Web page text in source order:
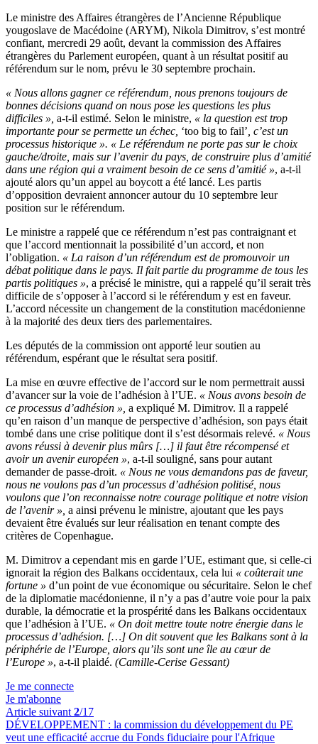
Le ministre des Affaires étrangères de l’Ancienne République
yougoslave de Macédoine (ARYM), Nikola Dimitrov, s’est montré
confiant, mercredi 29 août, devant la commission des Affaires
étrangères du Parlement européen, quant à un résultat positif au
référendum sur le nom, prévu le 30 septembre prochain.
« Nous allons gagner ce référendum, nous prenons toujours de
bonnes décisions quand on nous pose les questions les plus
difficiles », a-t-il estimé. Selon le ministre, « la question est trop
importante pour se permette un échec, ‘too big to fail’ , c’est un
processus historique ». « Le référendum ne porte pas sur le choix
gauche/droite, mais sur l’avenir du pays, de construire plus d’amitié
dans une région qui a vraiment besoin de ce sens d’amitié », a-t-il
ajouté alors qu’un appel au boycott a été lancé. Les partis
d’opposition devraient annoncer autour du 10 septembre leur
position sur le référendum.
Le ministre a rappelé que ce référendum n’est pas contraignant et
que l’accord mentionnait la possibilité d’un accord, et non
l’obligation. « La raison d’un référendum est de promouvoir un
débat politique dans le pays. Il fait partie du programme de tous les
partis politiques », a précisé le ministre, qui a rappelé qu’il serait très
difficile de s’opposer à l’accord si le référendum y est en faveur.
L’accord nécessite un changement de la constitution macédonienne
à la majorité des deux tiers des parlementaires.
Les députés de la commission ont apporté leur soutien au
référendum, espérant que le résultat sera positif.
La mise en œuvre effective de l’accord sur le nom permettrait aussi
d’avancer sur la voie de l’adhésion à l’UE. « Nous avons besoin de
ce processus d’adhésion », a expliqué M. Dimitrov. Il a rappelé
qu’en raison d’un manque de perspective d’adhésion, son pays était
tombé dans une crise politique dont il s’est désormais relevé. « Nous
avons réussi à devenir plus mûrs […] il faut être récompensé et
avoir un avenir européen », a-t-il souligné, sans pour autant
demander de passe-droit. « Nous ne vous demandons pas de faveur,
nous ne voulons pas d’un processus d’adhésion politisé, nous
voulons que l’on reconnaisse notre courage politique et notre vision
de l’avenir », a ainsi prévenu le ministre, ajoutant que les pays
devaient être évalués sur leur réalisation en tenant compte des
critères de Copenhague.
M. Dimitrov a cependant mis en garde l’UE, estimant que, si celle-ci
ignorait la région des Balkans occidentaux, cela lui « coûterait une
fortune » d’un point de vue économique ou sécuritaire. Selon le chef
de la diplomatie macédonienne, il n’y a pas d’autre voie pour la paix
durable, la démocratie et la prospérité dans les Balkans occidentaux
que l’adhésion à l’UE. « On doit mettre toute notre énergie dans le
processus d’adhésion. […] On dit souvent que les Balkans sont à la
périphérie de l’Europe, alors qu’ils sont une île au cœur de
l’Europe », a-t-il plaidé. (Camille-Cerise Gessant)
Je me connecte
Je m'abonne
Article suivant 2/17
DÉVELOPPEMENT : la commission du développement du PE
veut une efficacité accrue du Fonds fiduciaire pour l'Afrique